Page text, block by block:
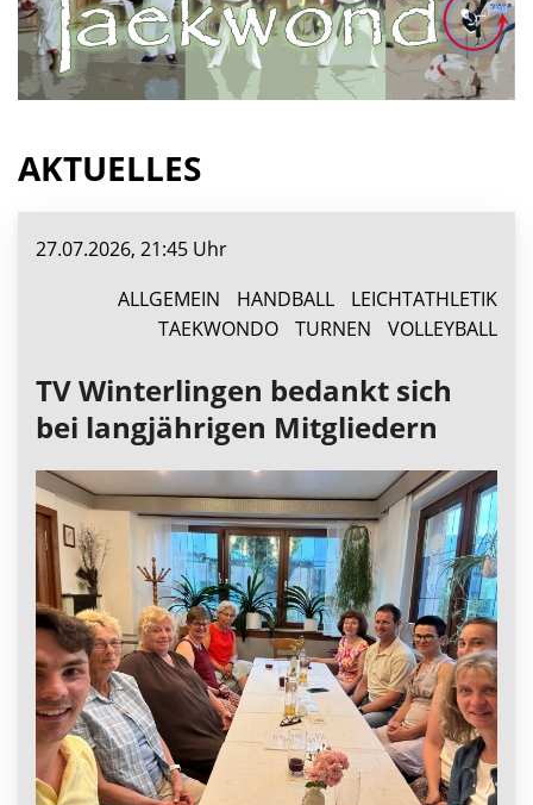
AKTUELLES
27.07.2026, 21:45 Uhr
ALLGEMEIN
HANDBALL
LEICHTATHLETIK
TAEKWONDO
TURNEN VOLLEYBALL
TV Winterlingen bedankt sich
bei langjährigen Mitgliedern